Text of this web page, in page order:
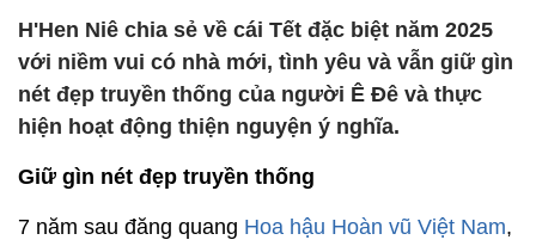
H'Hen Niê chia sẻ về cái Tết đặc biệt năm 2025
với niềm vui có nhà mới, tình yêu và vẫn giữ gìn
nét đẹp truyền thống của người Ê Đê và thực
hiện hoạt động thiện nguyện ý nghĩa.
Giữ gìn nét đẹp truyền thống
7 năm sau đăng quang Hoa hậu Hoàn vũ Việt Nam,